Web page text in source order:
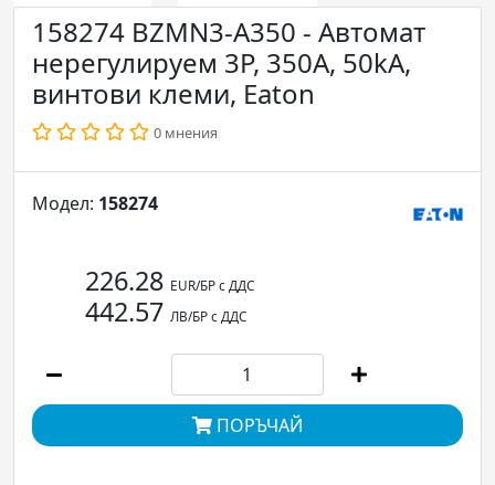
158274 BZMN3-A350 - Автомат
нерегулируем 3P, 350А, 50kA,
винтови клеми, Eaton
0 мнения
Модел: 158274
226.28 EUR/БР с ДДС
442.57 ЛВ/БР с ДДС
ПОРЪЧАЙ